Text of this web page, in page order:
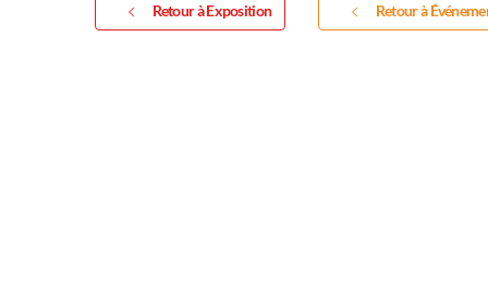
Retour à Exposition Retour à